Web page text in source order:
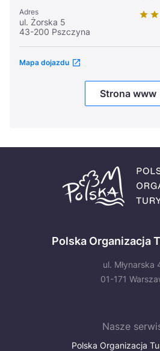
Adres
ul. Żorska 5
43-200 Pszczyna
Mapa dojazdu
Strona www
Polska Organizacja
ul. Młynarska
01-171
Nasze
Polska Organizacja